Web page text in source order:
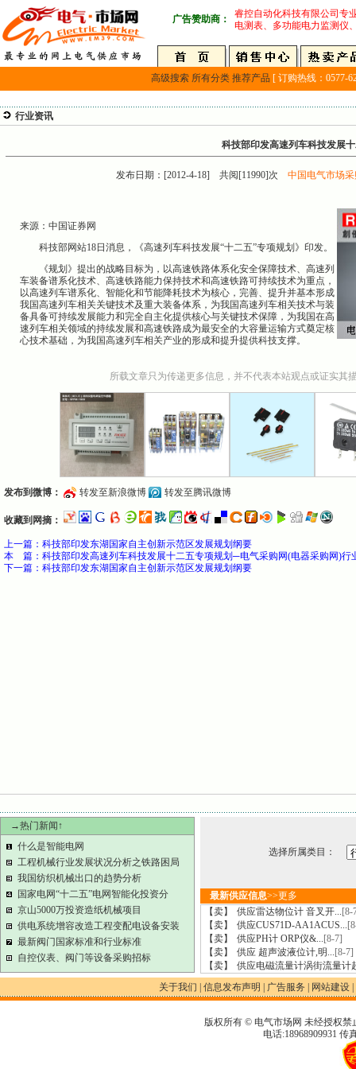
广告赞助商：
睿控自动化科技有限公司专
电测表、多功能电力监测仪
高级搜索 所有分类 推荐产品 [ 订购热线：0577-
行业资讯
科技部印发高速列车科技发展
发布日期：[2012-4-18] 共阅[11990]次中国电气市场
来源：中国证券网
科技部网站18日消息，《高速列车科技发展“十二五”专项规划》印发。
《规划》提出的战略目标为，以高速铁路体系化安全保障技术、高速列
车装备谱系化技术、高速铁路能力保持技术和高速铁路可持续技术为重点，
以高速列车谱系化、智能化和节能降耗技术为核心，完善、提升并基本形成
我国高速列车相关关键技术及重大装备体系，为我国高速列车相关技术与装
备具备可持续发展能力和完全自主化提供核心与关键技术保障，为我国在高
速列车相关领域的持续发展和高速铁路成为最安全的大容量运输方式奠定核
心技术基础，为我国高速列车相关产业的形成和提升提供科技支撑。
所载文章只为传递更多信息，并不代表本站观点或证实其
发布到微博： 转发至新浪微博 转发至腾讯微博
收藏到网摘：
上一篇： 科技部印发东湖国家自主创新示范区发展规划纲要
本 篇：科技部印发高速列车科技发展十二五专项规划─电气采购网(电器采购网)行
下一篇： 科技部印发东湖国家自主创新示范区发展规划纲要
→热门新闻↑
什么是智能电网
工程机械行业发展状况分析之铁路困局
我国纺织机械出口的趋势分析
国家电网“十二五”电网智能化投资分
京山5000万投资造纸机械项目
供电系统增容改造工程变配电设备安装
最新阀门国家标准和行业标准
自控仪表、阀门等设备采购招标
选择所属类目：
最新供应信息>>更多
【卖】
供应雷达物位计 音叉开... [8-
【卖】
供应CUS71D-AA1ACUS...
【卖】
供应PH计 ORP仪&... [8-7]
【卖】
供应 超声波液位计,明... [8-7]
【卖】
供应电磁流量计涡街流量计
关于我们
信息发布声明 广告服务 网站建设
版权所有 © 电气市场网 未经授权
电话:18968909931 传